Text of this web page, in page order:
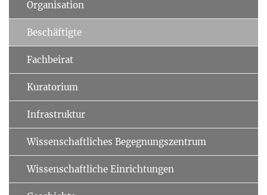
Organisation
Beschäftigte
Fachbeirat
Kuratorium
Infrastruktur
Wissenschaftliches Begegnungszentrum
Wissenschaftliche Einrichtungen